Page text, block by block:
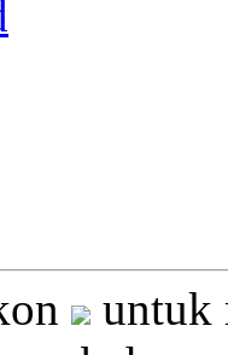
untuk